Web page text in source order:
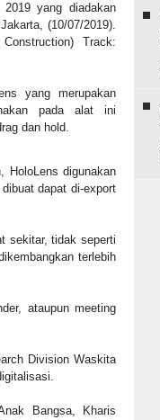
yang diadakan
(10/07/2019).
Track:
yang merupakan
pada alat ini
dan hold.
HoloLens digunakan
dapat di-export
sekitar, tidak seperti
terlebih
ataupun meeting
Division Waskita
Bangsa, Kharis